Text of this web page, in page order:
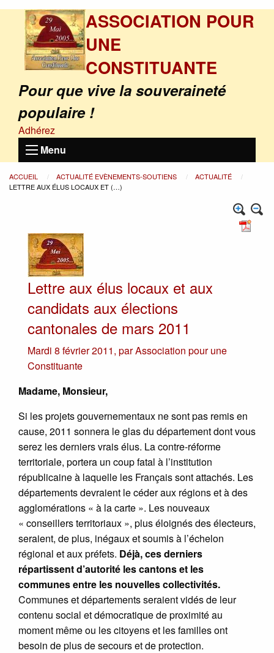
ASSOCIATION POUR
UNE
CONSTITUANTE
Pour que vive la souveraineté
populaire !
Adhérez
Menu
ACCUEIL ACTUALITÉ EVÈNEMENTS-SOUTIENS
ACTUALITÉ
LETTRE AUX ÉLUS LOCAUX ET (…)
Lettre aux élus locaux et aux
candidats aux élections
cantonales de mars 2011
Mardi 8 février 2011, parAssociation pour une
Constituante
Madame, Monsieur,
Si les projets gouvernementaux ne sont pas remis en
cause, 2011 sonnera le glas du département dont vous
serez les derniers vrais élus. La contre-réforme
territoriale, portera un coup fatal à l’institution
républicaine à laquelle les Français sont attachés. Les
départements devraient le céder aux régions et à des
agglomérations « à la carte ». Les nouveaux
« conseillers territoriaux », plus éloignés des électeurs,
seraient, de plus, inégaux et soumis à l’échelon
régional et aux préfets. Déjà, ces derniers
répartissent d’autorité les cantons et les
communes entre les nouvelles collectivités.
Communes et départements seraient vidés de leur
contenu social et démocratique de proximité au
moment même ou les citoyens et les familles ont
besoin de plus de secours et de protection.